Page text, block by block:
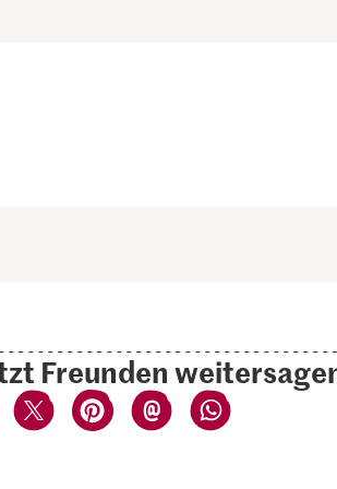
Freunden